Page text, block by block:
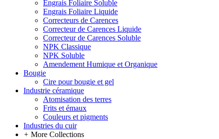
Engrais Foliaire Soluble
Engrais Foliaire Liquide
Correcteurs de Carences
Correcteur de Carences Liquide
Correcteur de Carences Soluble
NPK Classique
NPK Soluble
Amendement Humique et Organique
Bougie
Cire pour bougie et gel
Industrie céramique
Atomisation des terres
Frits et émaux
Couleurs et pigments
Industries du cuir
+ More Collections